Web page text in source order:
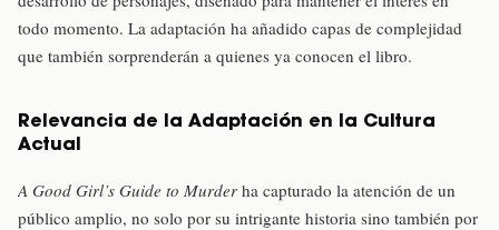
todo momento. La adaptación ha añadido capas de complejidad
que también sorprenderán a quienes ya conocen el libro.
Relevancia de la Adaptación en la Cultura
Actual
A Good Girl’s Guide to Murderha capturado la atención de un
público amplio, no solo por su intrigante historia sino también por